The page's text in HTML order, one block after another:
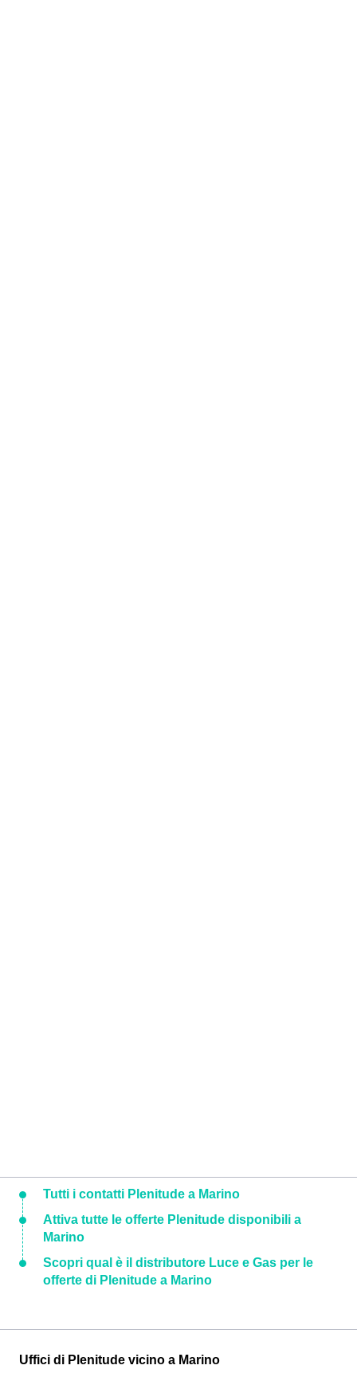
Tutti i contatti Plenitude a Marino
Attiva tutte le offerte Plenitude disponibili a
Marino
Scopri qual è il distributore Luce e Gas per le
offerte di Plenitude a Marino
Uffici di Plenitude vicino a Marino